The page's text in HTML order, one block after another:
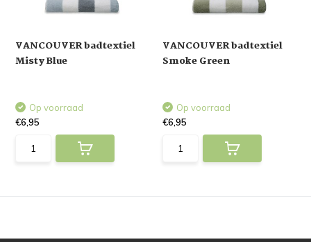
VANCOUVER badtextiel
Misty Blue
Op voorraad
€6,95
VANCOUVER badtextiel
Smoke Green
Op voorraad
€6,95